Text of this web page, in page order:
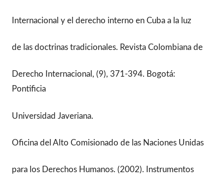
Internacional y el derecho interno en Cuba a la luz
de las doctrinas tradicionales. Revista Colombiana de
Derecho Internacional, (9), 371-394. Bogotá:
Pontificia
Universidad Javeriana.
Oficina del Alto Comisionado de las Naciones Unidas
para los Derechos Humanos. (2002). Instrumentos